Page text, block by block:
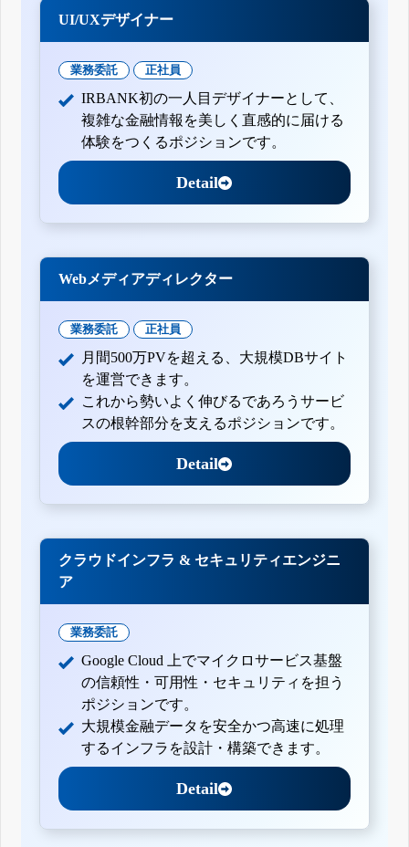
UI/UXデザイナー
業務委託 正社員
IRBANK初の一人目デザイナーとして、
複雑な金融情報を美しく直感的に届ける
体験をつくるポジションです。
Detail
Webメディアディレクター
業務委託 正社員
月間500万PVを超える、大規模DBサイト
を運営できます。
これから勢いよく伸びるであろうサービ
スの根幹部分を支えるポジションです。
Detail
クラウドインフラ & セキュリティエンジニ
ア
業務委託
Google Cloud 上でマイクロサービス基盤
の信頼性・可用性・セキュリティを担う
ポジションです。
大規模金融データを安全かつ高速に処理
するインフラを設計・構築できます。
Detail